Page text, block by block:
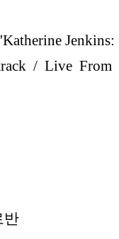
Jenkins:
/ Live
반